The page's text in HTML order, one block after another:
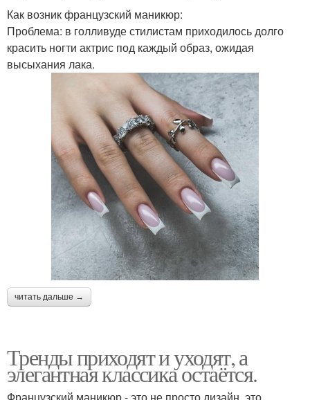
Как возник французский маникюр:
Проблема: в голливуде стилистам приходилось долго
красить ногти актрис под каждый образ, ожидая
высыхания лака.
читать дальше →
Тренды приходят и уходят, а
элегантная классика остаётся.